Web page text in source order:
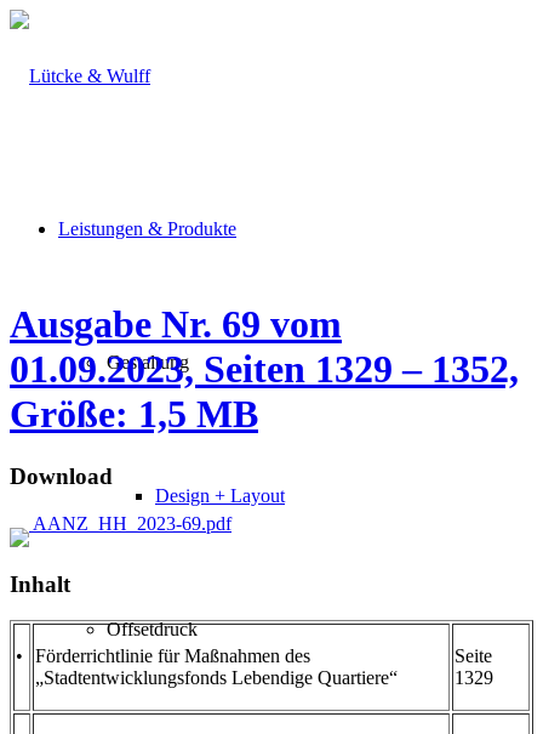
Leistungen & Produkte
Gestaltung
Design + Layout
Offsetdruck
Ausgabe Nr. 69 vom
01.09.2023, Seiten 1329 – 1352,
Größe: 1,5 MB
Download
AANZ_HH_2023-69.pdf
Inhalt
•
Förderrichtlinie für Maßnahmen des
„Stadtentwicklungsfonds Lebendige Quartiere“
Seite
1329